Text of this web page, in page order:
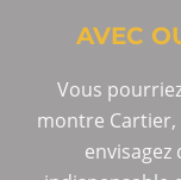
AVEC
Vous
montre Cartier,
envisagez